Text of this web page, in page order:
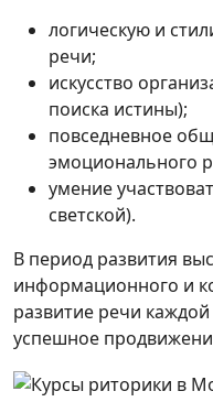
логическую и
речи;
искусство
поиска истины);
повседневное
эмоционального
умение
светской).
В период развития
информационного и
развитие речи
успешное